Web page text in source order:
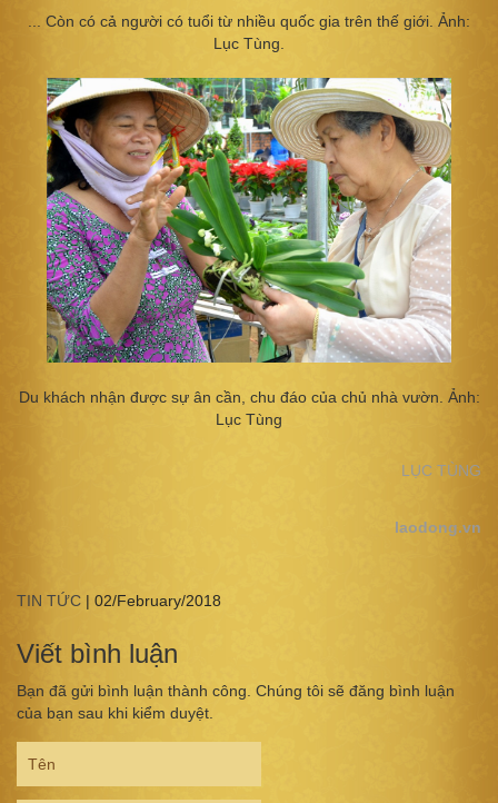
... Còn có cả người có tuổi từ nhiều quốc gia trên thế giới. Ảnh:
Lục Tùng.
Du khách nhận được sự ân cần, chu đáo của chủ nhà vườn. Ảnh:
Lục Tùng
LỤC TÙNG
laodong.vn
TIN TỨC | 02/February/2018
Viết bình luận
Bạn đã gửi bình luận thành công. Chúng tôi sẽ đăng bình luận
của bạn sau khi kiểm duyệt.